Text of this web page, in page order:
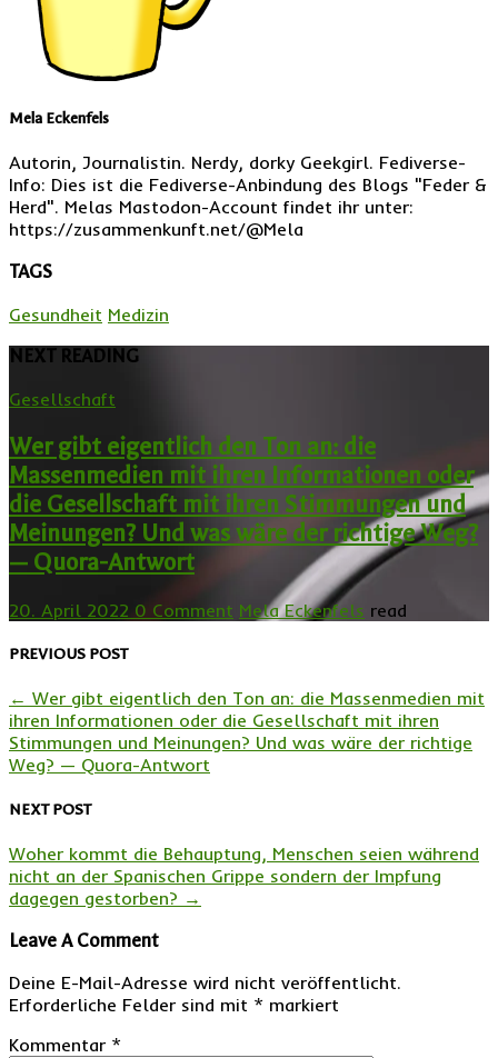
Mela Eckenfels
Autorin, Journalistin. Nerdy, dorky Geekgirl. Fediverse-
Info: Dies ist die Fediverse-Anbindung des Blogs "Feder &
Herd". Melas Mastodon-Account findet ihr unter:
https://zusammenkunft.net/@Mela
TAGS
Gesundheit Medizin
NEXT READING
Gesellschaft
Wer gibt eigentlich den Ton an: die
Massenmedien mit ihren Informationen oder
die Gesellschaft mit ihren Stimmungen und
Meinungen? Und was wäre der richtige Weg?
— Quora-Antwort
20. April 2022 0 Comment Mela Eckenfels read
PREVIOUS POST
← Wer gibt eigentlich den Ton an: die Massenmedien mit
ihren Informationen oder die Gesellschaft mit ihren
Stimmungen und Meinungen? Und was wäre der richtige
Weg? — Quora-Antwort
NEXT POST
Woher kommt die Behauptung, Menschen seien während
nicht an der Spanischen Grippe sondern der Impfung
dagegen gestorben? →
Leave A Comment
Deine E-Mail-Adresse wird nicht veröffentlicht.
Erforderliche Felder sind mit * markiert
Kommentar *